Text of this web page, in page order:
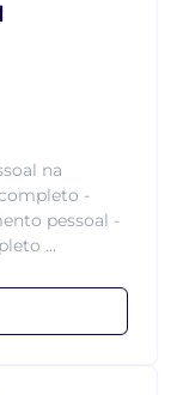
na
-
pessoal -
...